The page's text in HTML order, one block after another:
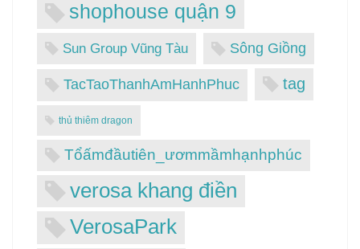
shophouse quận 9
Sun Group Vũng Tàu Sông Giồng
TacTaoThanhAmHanhPhuc tag
thủ thiêm dragon
Tổấmđầutiên_ươmmầmhạnhphúc
verosa khang điền
VerosaPark